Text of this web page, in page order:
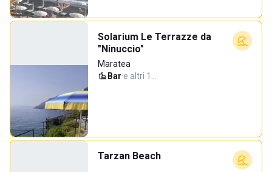
Solarium Le Terrazze da
"Ninuccio"
Maratea
Bar·e altri 1…
Tarzan Beach